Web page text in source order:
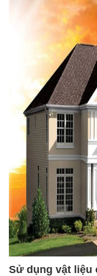
Sử dụng vật liệu